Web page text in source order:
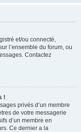
et/ou connecté,
l’ensemble du forum, ou
Contactez
!
privés d’un membre
de votre messagerie
d’un membre en
Ce dernier a la